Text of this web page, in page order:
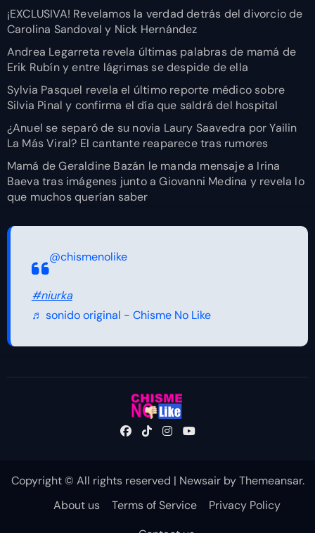
¡EXCLUSIVA! Revelamos la verdad detrás del divorcio de
Carolina Sandoval y Nick Hernández
Andrea Legarreta revela últimas palabras de mamá de
Erik Rubín y entre lágrimas se despide de ella
Sylvia Pasquel revela el último reporte médico sobre
Silvia Pinal y confirma el día que saldrá del hospital
¿Anuel se separó de su novia Laury Saavedra por Yailin
La Más Viral? El cantante reaparece tras rumores
Mamá de Geraldine Bazán le manda mensaje a Irina
Baeva tras imágenes junto a Giovanni Medina y revela lo
que muchos querían saber
@chismenolike
#niurka
♬ sonido original - Chisme No Like
Copyright © All rights reserved | NewsairbyThemeansar.
About us
Terms of Service
Privacy Policy